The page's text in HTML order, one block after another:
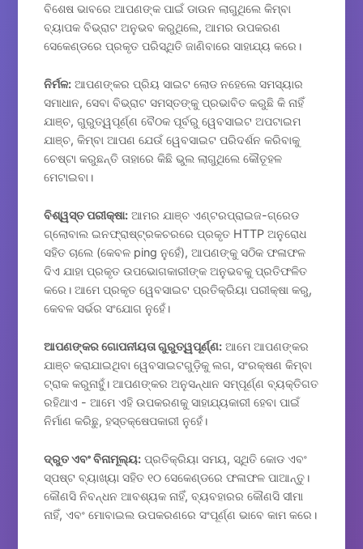
ବିଶେଷ ଭାବରେ ଆପଣଙ୍କ ପାଇଁ ଡାଉନ ଲାଗୁଥିଲେ କିମ୍ବା
ବ୍ୟାପକ ବିଭ୍ରାଟ ଅନୁଭବ କରୁଥିଲେ, ଆମର ଉପକରଣ
ସେକେଣ୍ଡରେ ପ୍ରକୃତ ପରିସ୍ଥିତି ଜାଣିବାରେ ସାହାଯ୍ୟ କରେ।
ନିର୍ମଳ: ଆପଣଙ୍କର ପ୍ରିୟ ସାଇଟ ଲୋଡ ନହେଲେ ସମସ୍ୟାର
ସମାଧାନ, ସେବା ବିଭ୍ରାଟ ସମସ୍ତଙ୍କୁ ପ୍ରଭାବିତ କରୁଛି କି ନାହିଁ
ଯାଞ୍ଚ, ଗୁରୁତ୍ୱପୂର୍ଣ୍ଣ ବୈଠକ ପୂର୍ବରୁ ୱେବସାଇଟ ଅପଟାଇମ
ଯାଞ୍ଚ, କିମ୍ବା ଆପଣ ଯେଉଁ ୱେବସାଇଟ ପରିଦର୍ଶନ କରିବାକୁ
ଚେଷ୍ଟା କରୁଛନ୍ତି ତାହାରେ କିଛି ଭୁଲ ଲାଗୁଥିଲେ କୌତୂହଳ
ମେଟାଇବା।
ବିଶ୍ୱସ୍ତ ପରୀକ୍ଷା: ଆମର ଯାଞ୍ଚ ଏଣ୍ଟରପ୍ରାଇଜ-ଗ୍ରେଡ
ଗ୍ଲୋବାଲ ଇନଫ୍ରାଷ୍ଟ୍ରକଚରରେ ପ୍ରକୃତ HTTP ଅନୁରୋଧ
ସହିତ ଚାଲେ (କେବଳ ping ନୁହେଁ), ଆପଣଙ୍କୁ ସଠିକ ଫଳାଫଳ
ଦିଏ ଯାହା ପ୍ରକୃତ ଉପଭୋଗକାରୀଙ୍କ ଅନୁଭବକୁ ପ୍ରତିଫଳିତ
କରେ। ଆମେ ପ୍ରକୃତ ୱେବସାଇଟ ପ୍ରତିକ୍ରିୟା ପରୀକ୍ଷା କରୁ,
କେବଳ ସର୍ଭର ସଂଯୋଗ ନୁହେଁ।
ଆପଣଙ୍କର ଗୋପନୀୟତା ଗୁରୁତ୍ୱପୂର୍ଣ୍ଣ: ଆମେ ଆପଣଙ୍କର
ଯାଞ୍ଚ କରାଯାଇଥିବା ୱେବସାଇଟଗୁଡ଼ିକୁ ଲଗ, ସଂରକ୍ଷଣ କିମ୍ବା
ଟ୍ରାକ କରୁନାହୁଁ। ଆପଣଙ୍କର ଅନୁସନ୍ଧାନ ସମ୍ପୂର୍ଣ୍ଣ ବ୍ୟକ୍ତିଗତ
ରହିଥାଏ - ଆମେ ଏହି ଉପକରଣକୁ ସାହାଯ୍ୟକାରୀ ହେବା ପାଇଁ
ନିର୍ମାଣ କରିଛୁ, ହସ୍ତକ୍ଷେପକାରୀ ନୁହେଁ।
ଦ୍ରୁତ ଏବଂ ବିନାମୂଲ୍ୟ: ପ୍ରତିକ୍ରିୟା ସମୟ, ସ୍ଥିତି କୋଡ ଏବଂ
ସ୍ପଷ୍ଟ ବ୍ୟାଖ୍ୟା ସହିତ ୧୦ ସେକେଣ୍ଡରେ ଫଳାଫଳ ପାଆନ୍ତୁ।
କୌଣସି ନିବନ୍ଧନ ଆବଶ୍ୟକ ନାହିଁ, ବ୍ୟବହାରର କୌଣସି ସୀମା
ନାହିଁ, ଏବଂ ମୋବାଇଲ ଉପକରଣରେ ସଂପୂର୍ଣ୍ଣ ଭାବେ କାମ କରେ।